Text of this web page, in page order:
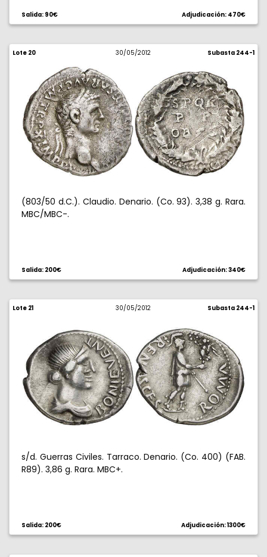
Salida: 90€ Adjudicación: 470€
Lote 20 30/05/2012 Subasta 244-1
(803/50 d.C.). Claudio. Denario. (Co. 93). 3,38 g. Rara.
MBC/MBC-.
Salida: 200€ Adjudicación: 340€
Lote 21 30/05/2012 Subasta 244-1
s/d. Guerras Civiles. Tarraco. Denario. (Co. 400) (FAB.
R89). 3,86 g. Rara. MBC+.
Salida: 200€ Adjudicación: 1300€